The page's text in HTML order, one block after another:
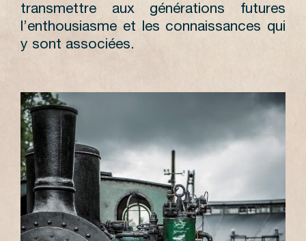
transmettre aux générations futures
l’enthousiasme et les connaissances qui
y sont associées.